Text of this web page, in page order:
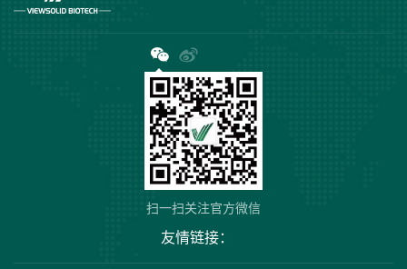
扫一扫关注官方微信
友情链接：